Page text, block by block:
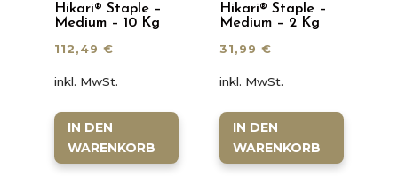
Hikari® Staple –
Medium – 10 Kg
112,49 €
inkl. MwSt.
IN DEN
WARENKORB
Hikari® Staple –
Medium – 2 Kg
31,99€
inkl. MwSt.
IN DEN
WARENKORB